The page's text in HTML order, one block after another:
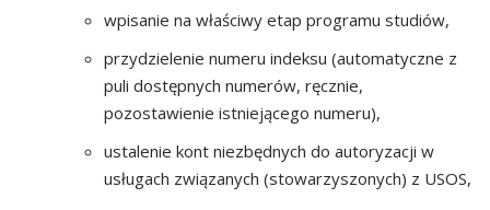
wpisanie na właściwy etap programu studiów,
przydzielenie numeru indeksu (automatyczne z
puli dostępnych numerów, ręcznie,
pozostawienie istniejącego numeru),
ustalenie kont niezbędnych do autoryzacji w
usługach związanych (stowarzyszonych) z USOS,